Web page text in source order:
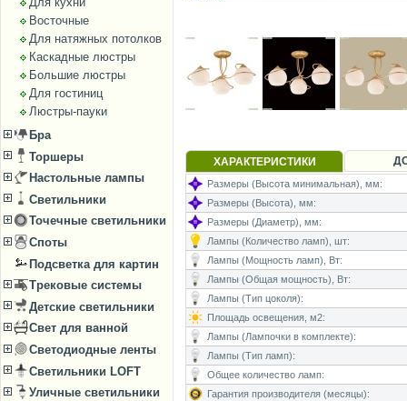
Восточные
Для натяжных потолков
Каскадные люстры
Большие люстры
Для гостиниц
Люстры-пауки
Бра
Торшеры
Настольные лампы
Светильники
Точечные светильники
Споты
Подсветка для картин
Трековые системы
Детские светильники
Свет для ванной
Светодиодные ленты
Светильники LOFT
Уличные светильники
ХАРАКТЕРИСТИКИ
Размеры (Высота минимальная), мм:
Размеры (Высота), мм:
Размеры (Диаметр), мм:
Лампы (Количество ламп), шт:
Лампы (Мощность ламп), Вт:
Лампы (Общая мощность), Вт:
Лампы (Тип цоколя):
Площадь освещения, м2:
Лампы (Лампочки в комплекте):
Лампы (Тип ламп):
Общее количество ламп:
Гарантия производителя (месяцы):